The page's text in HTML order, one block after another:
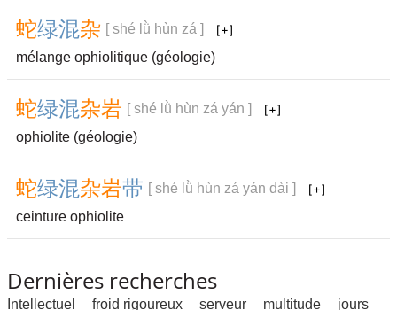
蛇绿混杂 [ shé lǜ hùn zá ]
mélange ophiolitique (géologie)
蛇绿混杂岩 [ shé lǜ hùn zá yán ]
ophiolite (géologie)
蛇绿混杂岩带 [ shé lǜ hùn zá yán dài ]
ceinture ophiolite
Dernières recherches
Intellectuel froid rigoureux serveur multitude jours